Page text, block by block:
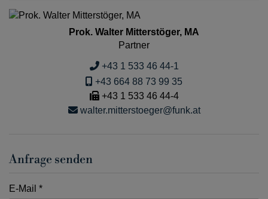
Prok. Walter Mitterstöger, MA
Partner
+43 1 533 46 44-1
+43 664 88 73 99 35
+43 1 533 46 44-4
walter.mitterstoeger@funk.at
Anfrage senden
E-Mail